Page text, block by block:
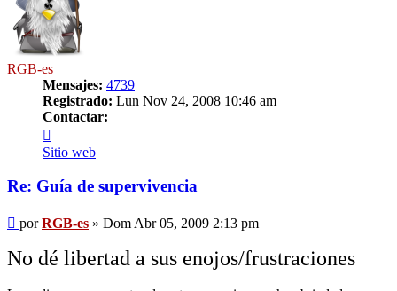
RGB-es
Mensajes: 4739
Registrado: Lun Nov 24, 2008 10:46 am
Contactar:
RGB-
es
Sitio web
Re: Guía de supervivencia
Mensaje
porRGB-es » Dom Abr 05, 2009 2:13 pm
No dé libertad a sus enojos/frustraciones